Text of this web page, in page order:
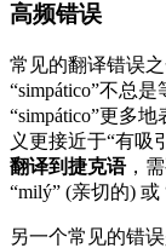
高频错误
常见的翻译错误
“simpático”不总
“simpático”更多
义更接近于“有吸
翻译到捷克语，
“milý” (亲切的) 或
另一个常见的错